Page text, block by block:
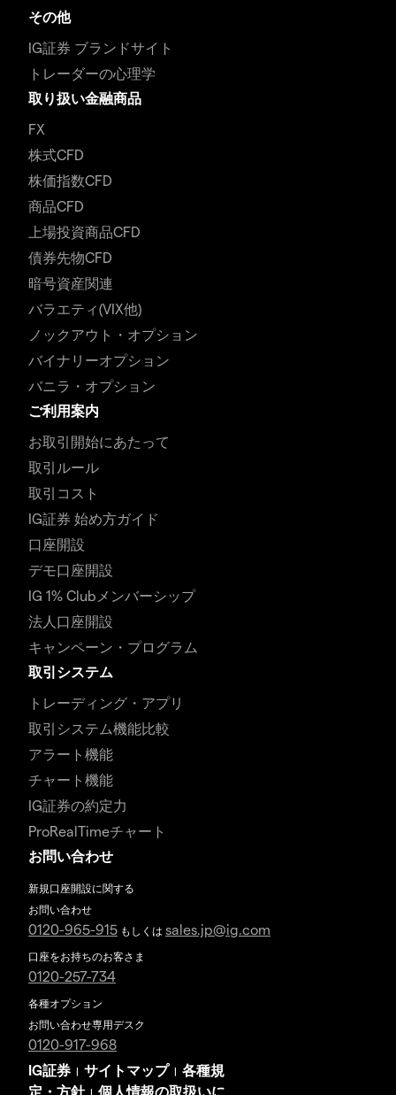
その他
IG証券 ブランドサイト
トレーダーの心理学
取り扱い金融商品
FX
株式CFD
株価指数CFD
商品CFD
上場投資商品CFD
債券先物CFD
暗号資産関連
バラエティ(VIX他)
ノックアウト・オプション
バイナリーオプション
バニラ・オプション
ご利用案内
お取引開始にあたって
取引ルール
取引コスト
IG証券 始め方ガイド
口座開設
デモ口座開設
IG 1% Clubメンバーシップ
法人口座開設
キャンペーン・プログラム
取引システム
トレーディング・アプリ
取引システム機能比較
アラート機能
チャート機能
IG証券の約定力
ProRealTimeチャート
お問い合わせ
新規口座開設に関する
お問い合わせ
0120-965-915 もしくは sales.jp@ig.com
口座をお持ちのお客さま
0120-257-734
各種オプション
お問い合わせ専用デスク
0120-917-968
IG証券 | サイトマップ | 各種規
定・方針| 個人情報の取扱いに